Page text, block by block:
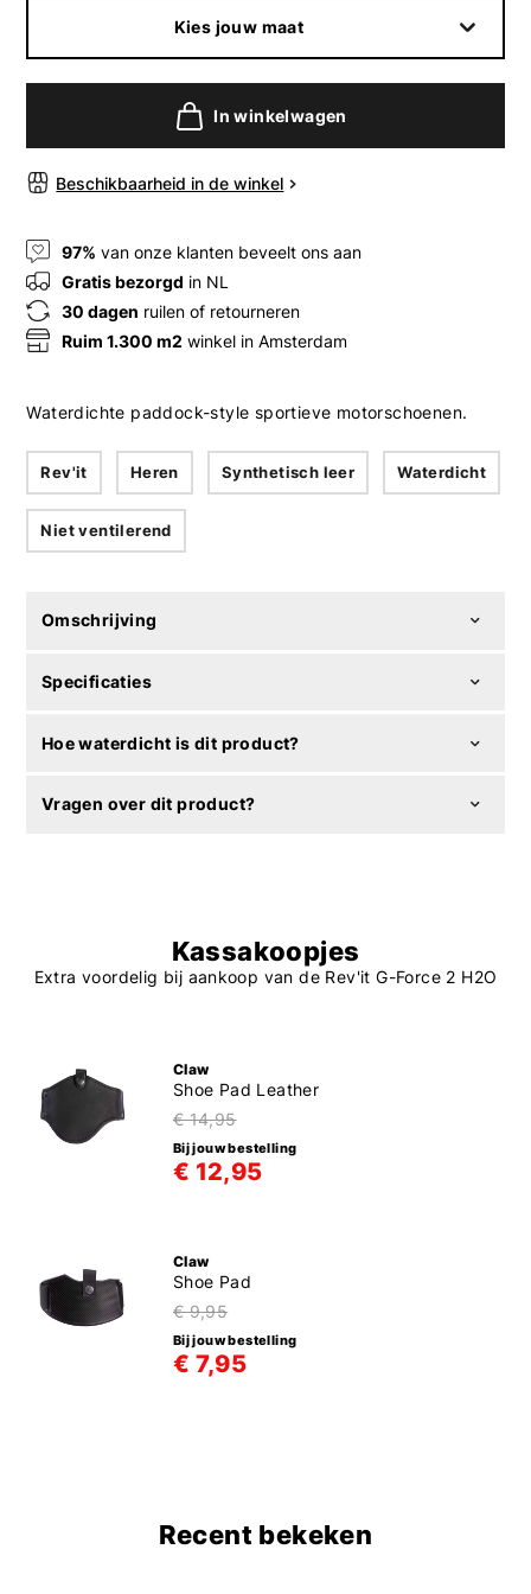
Kies jouw maat
In winkelwagen
Beschikbaarheid in de winkel
97% van onze klanten beveelt ons aan
Gratis bezorgd in NL
30 dagen ruilen of retourneren
Ruim 1.300 m2 winkel in Amsterdam
Waterdichte paddock-style sportieve motorschoenen.
Rev'it Heren Synthetisch leer Waterdicht
Niet ventilerend
Omschrijving
Specificaties
Hoe waterdicht is dit product?
Vragen over dit product?
Kassakoopjes
Extra voordelig bij aankoop van de Rev'it G-Force 2 H2O
Claw
Shoe Pad Leather
€ 14,95
Bij jouw bestelling
€ 12,95
Claw
Shoe Pad
€ 9,95
Bij jouw bestelling
€ 7,95
Recent bekeken